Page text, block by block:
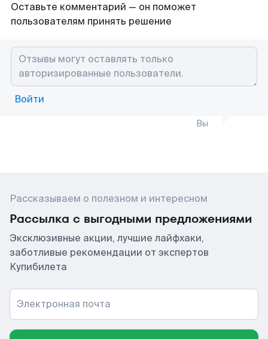
Оставьте комментарий — он поможет
пользователям принять решение
Войти
Вы
Рассказываем о полезном и интересном
Рассылка с выгодными предложениями
Эксклюзивные акции, лучшие лайфхаки,
заботливые рекомендации от экспертов
Купибилета
Электронная почта